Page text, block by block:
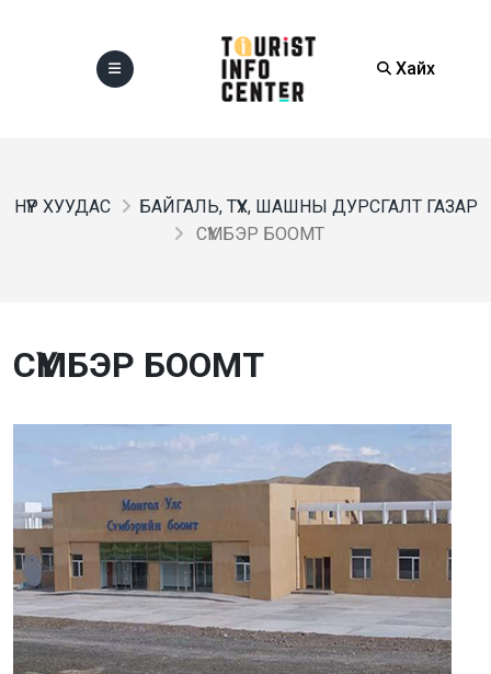
Хайх
НҮҮР ХУУДАС
БАЙГАЛЬ, ТҮҮХ, ШАШНЫ ДУРСГАЛТ ГАЗАР
СҮМБЭР БООМТ
СҮМБЭР БООМТ